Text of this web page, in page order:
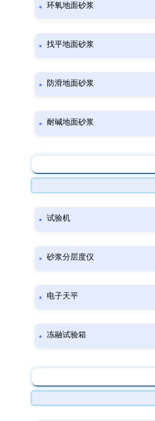
环氧地面砂浆
找平地面砂浆
防滑地面砂浆
耐碱地面砂浆
试验机
砂浆分层度仪
电子天平
冻融试验箱